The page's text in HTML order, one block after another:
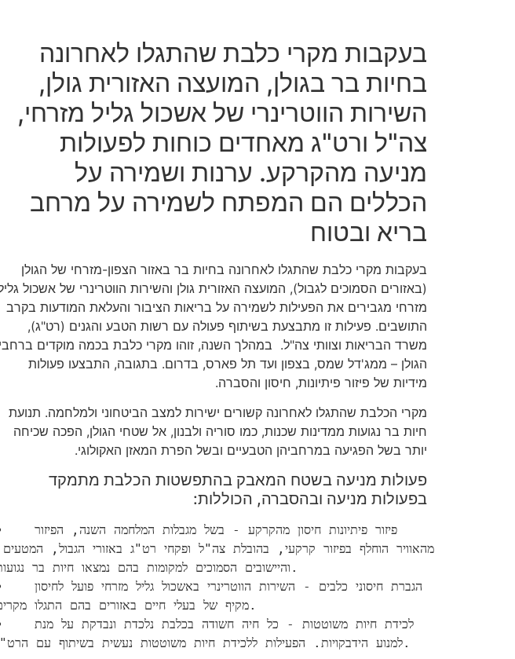
בעקבות מקרי כלבת שהתגלו לאחרונה
בחיות בר בגולן, המועצה האזורית גולן,
השירות הווטרינרי של אשכול גליל מזרחי,
צה"ל ורט"ג מאחדים כוחות לפעולות
מניעה מהקרקע. ערנות ושמירה על
הכללים הם המפתח לשמירה על מרחב
בריא ובטוח
בעקבות מקרי כלבת שהתגלו לאחרונה בחיות בר באזור הצפון-מזרחי של הגולן
(באזורים הסמוכים לגבול), המועצה האזורית גולן והשירות הווטרינרי של אשכול
מזרחי מגבירים את הפעילות לשמירה על בריאות הציבור והעלאת המודעות בקרב
התושבים. פעילות זו מתבצעת בשיתוף פעולה עם רשות הטבע והגנים (רט"ג),
משרד הבריאות וצוותי צה"ל. במהלך השנה, זוהו מקרי כלבת בכמה מוקדים ברחבי
הגולן – ממג'דל שמס, בצפון ועד תל פארס, בדרום. בתגובה, התבצעו פעולות
מידיות של פיזור פיתיונות, חיסון והסברה.
מקרי הכלבת שהתגלו לאחרונה קשורים ישירות למצב הביטחוני ולמלחמה. תנועת
חיות בר נגועות ממדינות שכנות, כמו סוריה ולבנון, אל שטחי הגולן, הפכה שכיחה
יותר בשל הפגיעה במרחביהן הטבעיים ובשל הפרת המאזן האקולוגי.
פעולות מניעה בשטח המאבק בהתפשטות הכלבת מתמקד
בפעולות מניעה ובהסברה, הכוללות:
•   פיזור פיתיונות חיסון מהקרקע - בשל מגבלות
והיישובים הסמוכים למקומות בהם נמצאו חיות בר
•   הגברת חיסוני כלבים - השירות הווטרינרי באשכול גליל
מקיף של בעלי חיים באזורים בהם התגלו
•   לכידת חיות משוטטות - כל חיה חשודה בכלבת
למנוע הידבקויות. הפעילות ללכידת חיות משוטטות נעשית בשיתוף עם הרט"ג.